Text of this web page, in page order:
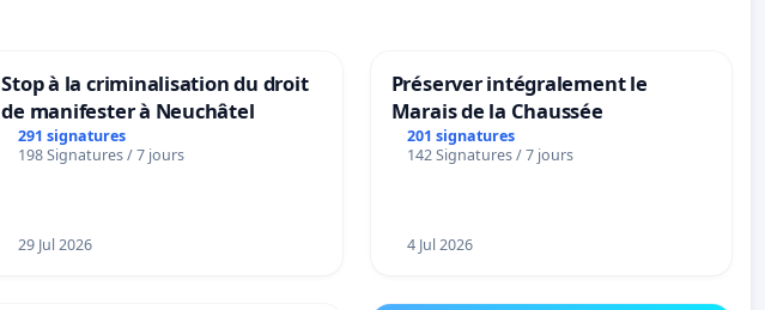
Stop à la criminalisation du droit
de manifester à Neuchâtel
291 signatures
198 Signatures / 7 jours
29 Jul 2026
Préserver intégralement le
Marais de la Chaussée
201 signatures
142 Signatures / 7 jours
4 Jul 2026